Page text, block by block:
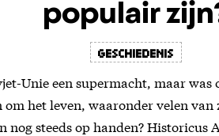
populair
geschiedenis
Unie een supermacht, maar was
het leven, waaronder velen
nog steeds op handen?